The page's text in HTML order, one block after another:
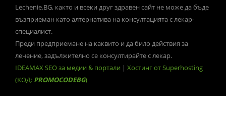
Lechenie.BG, както и всеки друг здравен сайт не може да бъде
възприеман като алтернатива на консултацията с лекар-
специалист.
Преди предприемане на каквито и да било действия за
лечение, задължително се консултирайте с лекар.
IDEAMAX SEO за медии & портали | Хостинг от Superhosting
(КОД: PROMOCODEBG)